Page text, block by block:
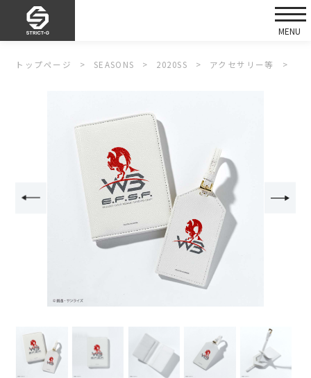
トップページ SEASONS 2020SS アクセサリー等